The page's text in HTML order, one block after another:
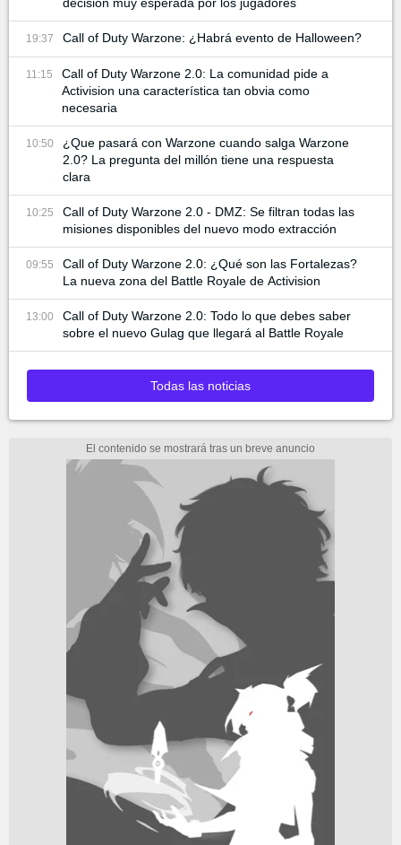
decisión muy esperada por los jugadores
19:37 Call of Duty Warzone: ¿Habrá evento de Halloween?
11:15
Call of Duty Warzone 2.0: La comunidad pide a
Activision una característica tan obvia como
necesaria
10:50
¿Que pasará con Warzone cuando salga Warzone
2.0? La pregunta del millón tiene una respuesta
clara
10:25
Call of Duty Warzone 2.0 - DMZ: Se filtran todas las
misiones disponibles del nuevo modo extracción
09:55
Call of Duty Warzone 2.0: ¿Qué son las Fortalezas?
La nueva zona del Battle Royale de Activision
13:00
Call of Duty Warzone 2.0: Todo lo que debes saber
sobre el nuevo Gulag que llegará al Battle Royale
Todas las noticias